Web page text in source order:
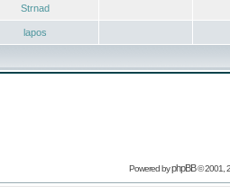
Strnad
lapos
Powered byphpBB© 2001,